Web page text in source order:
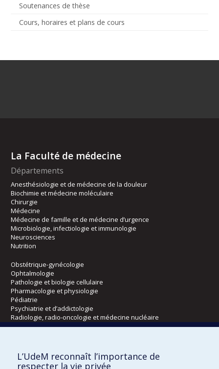
Soutenances de thèse
Cours, horaires et plans de cours
La Faculté de médecine
Départements
Anesthésiologie et de médecine de la douleur
Biochimie et médecine moléculaire
Chirurgie
Médecine
Médecine de famille et de médecine d’urgence
Microbiologie, infectiologie et immunologie
Neurosciences
Nutrition
Obstétrique-gynécologie
Ophtalmologie
Pathologie et biologie cellulaire
Pharmacologie et physiologie
Pédiatrie
Psychiatrie et d’addictologie
Radiologie, radio-oncologie et médecine nucléaire
Kinésiologie et des sciences de l’activité physique
L’UdeM reconnaît l’importance de
respecter la vie privée